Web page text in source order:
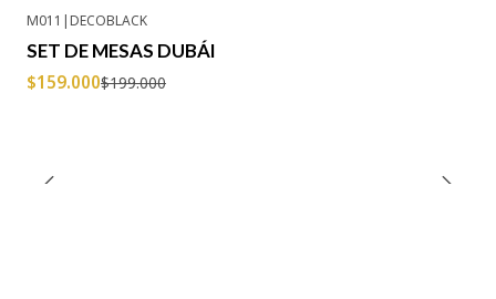
M011 |DECOBLACK
SET DE MESAS DUBÁI
$159.000$199.000